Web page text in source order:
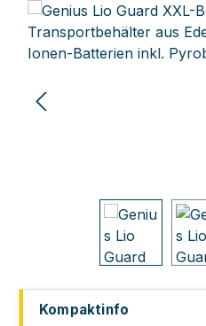
Bildergalerie überspringen
Kompaktinfo